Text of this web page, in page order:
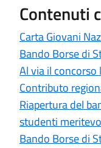
Contenuti
Carta Giovani
Bando Borse di
Al via il
Contributo
Riapertura del
studenti
Bando Borse di